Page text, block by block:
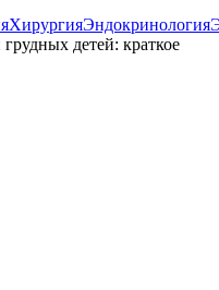
ХирургияЭндокринология
детей: краткое